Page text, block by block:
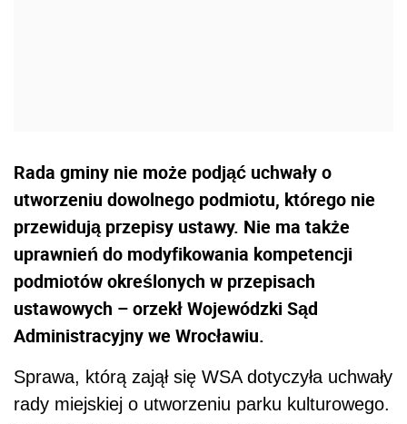
Rada gminy nie może podjąć uchwały o
utworzeniu dowolnego podmiotu, którego nie
przewidują przepisy ustawy. Nie ma także
uprawnień do modyfikowania kompetencji
podmiotów określonych w przepisach
ustawowych – orzekł Wojewódzki Sąd
Administracyjny we Wrocławiu.
Sprawa, którą zajął się WSA dotyczyła uchwały
rady miejskiej o utworzeniu parku kulturowego.